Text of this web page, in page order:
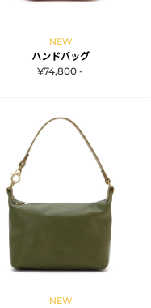
NEW
ハンドバッグ
¥74,800 -
NEW